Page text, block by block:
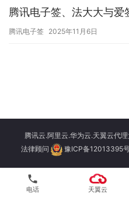
腾讯电子签、法大大与爱
腾讯电子签 2025年11月6日
腾讯云.阿里云.华为云.天翼云代
法律顾问
豫ICP备12013395
phone
电话 天翼云